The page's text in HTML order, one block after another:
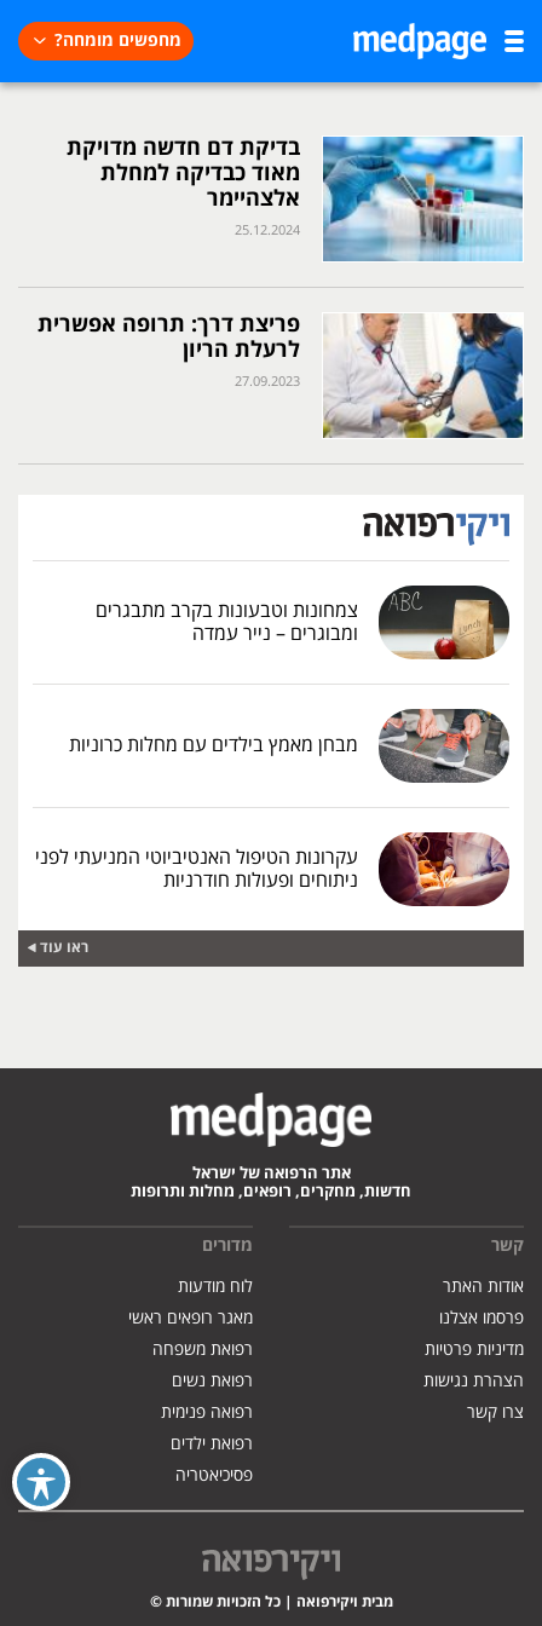
מחפשים מומחה?
בדיקת דם חדשה מדויקת
מאוד כבדיקה למחלת
אלצהיימר
25.12.2024
פריצת דרך: תרופה אפשרית
לרעלת הריון
27.09.2023
צמחונות וטבעונות בקרב מתבגרים
ומבוגרים – נייר עמדה
מבחן מאמץ בילדים עם מחלות כרוניות
עקרונות הטיפול האנטיביוטי המניעתי לפני
ניתוחים ופעולות חודרניות
ראו עוד
אתר הרפואה של ישראל
חדשות, מחקרים, רופאים, מחלות ותרופות
קשר
אודות האתר
פרסמו אצלנו
מדיניות פרטיות
הצהרת נגישות
צרו קשר
מדורים
לוח מודעות
מאגר רופאים ראשי
רפואת משפחה
רפואת נשים
רפואה פנימית
רפואת ילדים
פסיכיאטריה
מבית ויקירפואה | כל הזכויות שמורות ©